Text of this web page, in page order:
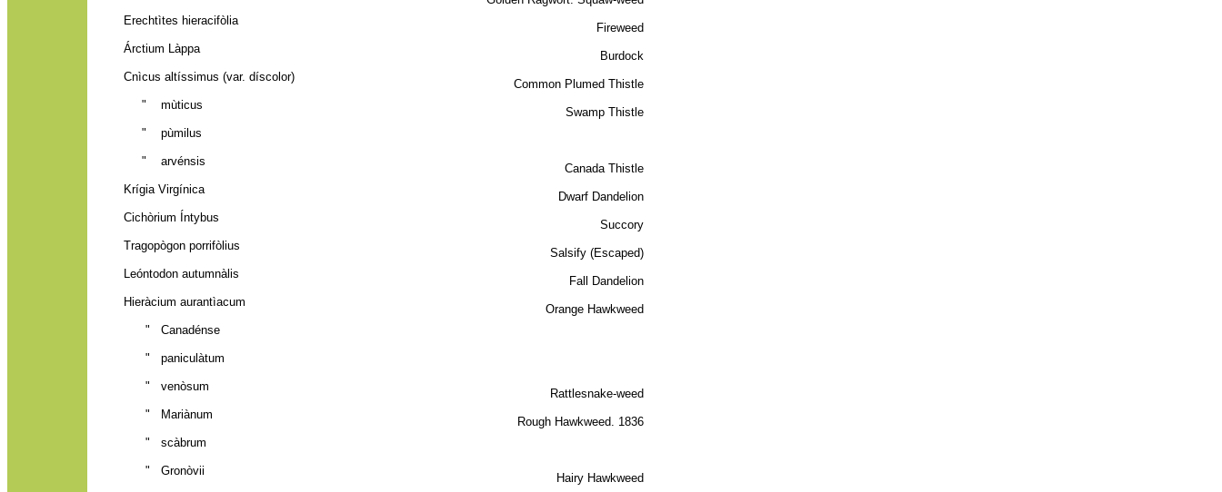
Erechtìtes hieracifòlia
Fireweed
Árctium Làppa
Burdock
Cnìcus altíssimus (var. díscolor)
Common Plumed Thistle
" mùticus
Swamp Thistle
" pùmilus
" arvénsis
Canada Thistle
Krígia Virgínica
Dwarf Dandelion
Cichòrium Íntybus
Succory
Tragopògon porrifòlius
Salsify (Escaped)
Leóntodon autumnàlis
Fall Dandelion
Hieràcium aurantìacum
Orange Hawkweed
" Canadénse
" paniculàtum
" venòsum
Rattlesnake-weed
" Mariànum
Rough Hawkweed. 1836
" scàbrum
" Gronòvii
Hairy Hawkweed